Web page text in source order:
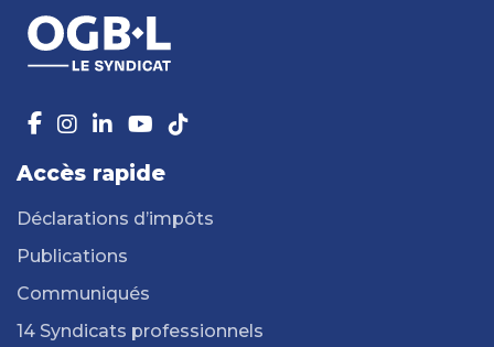
Accès rapide
Déclarations d’impôts
Publications
Communiqués
14 Syndicats professionnels